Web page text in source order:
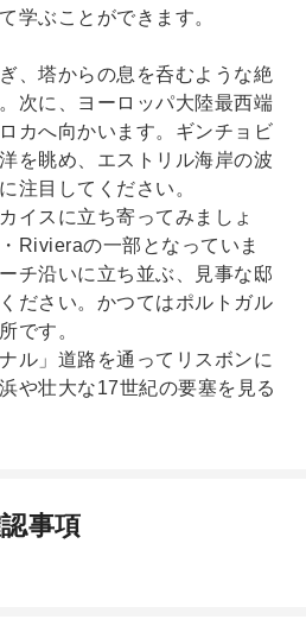
学ぶことができます。
、塔からの息を呑むような絶
次に、ヨーロッパ大陸最西端
カへ向かいます。ギンチョビ
を眺め、エストリル海岸の波
注目してください。
イスに立ち寄ってみましょ
Rivieraの一部となっていま
チ沿いに立ち並ぶ、見事な邸
ださい。かつてはポルトガル
です。
ル」道路を通ってリスボンに
や壮大な17世紀の要塞を見る
事項